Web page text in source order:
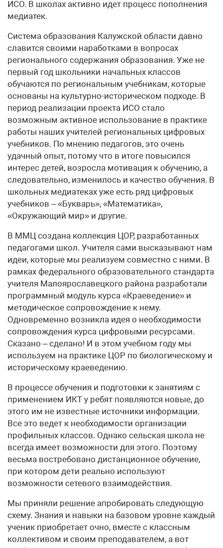
ИСО. В школах активно идет процесс пополнения
медиатек.
Система образования Калужской области давно
славится своими наработками в вопросах
регионального содержания образования. Уже не
первый год школьники начальных классов
обучаются по региональным учебникам, которые
основаны на культурно-историческом подходе. В
период реализации проекта ИСО стало
возможным активное использование в практике
работы наших учителей региональных цифровых
учебников. По мнению педагогов, это очень
удачный опыт, потому что в итоге повысился
интерес детей, возросла мотивация к обучению, а
следовательно, изменилось и качество обучения. В
школьных медиатеках уже есть ряд цифровых
учебников – «Букварь», «Математика»,
«Окружающий мир» и другие.
В ММЦ создана коллекция ЦОР, разработанных
педагогами школ. Учителя сами высказывают нам
идеи, которые мы реализуем совместно с ними. В
рамках федерального образовательного стандарта
учителя Малоярославецкого района разработали
программный модуль курса «Краеведение» и
методическое сопровождение к нему.
Одновременно возникла идея о необходимости
сопровождения курса цифровыми ресурсами.
Сказано – сделано! И в этом учебном году мы
используем на практике ЦОР по биологическому и
историческому краеведению.
В процессе обучения и подготовки к занятиям с
применением ИКТ у ребят появляются новые, до
этого им не известные источники информации.
Все это ведет к необходимости организации
профильных классов. Однако сельская школа не
всегда имеет возможности для этого. Поэтому
весьма востребовано дистанционное обучение,
при котором дети реально используют
возможности сетевого взаимодействия.
Мы приняли решение апробировать следующую
схему. Знания и навыки на базовом уровне каждый
ученик приобретает очно, вместе с классным
коллективом и своим преподавателем, а вот